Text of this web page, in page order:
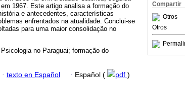
Compartir
Otros
Otros
1967. Este artigo analisa a formação do
e antecedentes, características
enfrentados na atualidade. Conclui-se
para uma maior consolidação no
no Paraguai; formação do
· texto en Español · Español ( pdf )